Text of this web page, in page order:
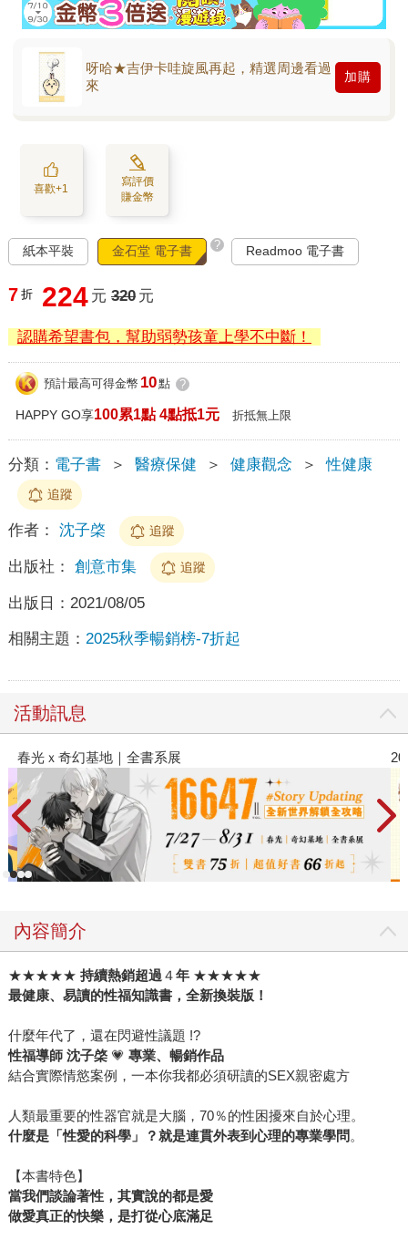
呀哈★吉伊卡哇旋風再起，精選周邊看過
來
加購
喜歡+1
寫評價
賺金幣
紙本平裝 金石堂 電子書 ? Readmoo 電子書
7 折 224 元 320 元
認購希望書包，幫助弱勢孩童上學不中斷！
預計最高可得金幣 10點 ?
HAPPY GO享100累1點 4點抵1元 折抵無上限
分類： 電子書 ＞ 醫療保健 ＞ 健康觀念 ＞ 性健康
追蹤
作者： 沈子棨 追蹤
出版社： 創意市集 追蹤
出版日： 2021/08/05
相關主題： 2025秋季暢銷榜-7折起
活動訊息
2026金石堂暑假漫博〈你好，我吃一點〉第
內容簡介
★★★★★ 持續熱銷超過 ４年 ★★★★★
最健康、易讀的性福知識書，全新換裝版！
什麼年代了，還在閃避性議題 !?
性福導師 沈子棨 💗 專業、暢銷作品
結合實際情慾案例，一本你我都必須研讀的SEX親密處方
人類最重要的性器官就是大腦，70％的性困擾來自於心理。
什麼是「性愛的科學」？就是連貫外表到心理的專業學問 。
【本書特色】
當我們談論著性，其實說的都是愛
做愛真正的快樂，是打從心底滿足